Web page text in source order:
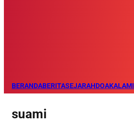
BERANDABERITASEJARAHDOAKALAM
suami